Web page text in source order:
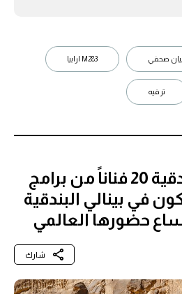
بيان صحفي M283 ارابيا
ترفيه
من العلا إلى البندقية 20 فناناً من برامج
في بينالي البندقية
شارك